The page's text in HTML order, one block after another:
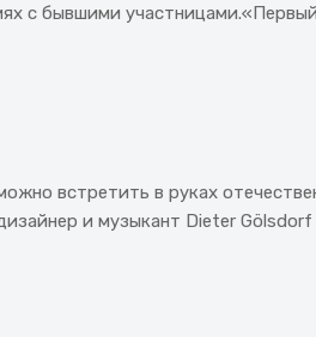
с бывшими
встретить в руках
и музыкант Dieter